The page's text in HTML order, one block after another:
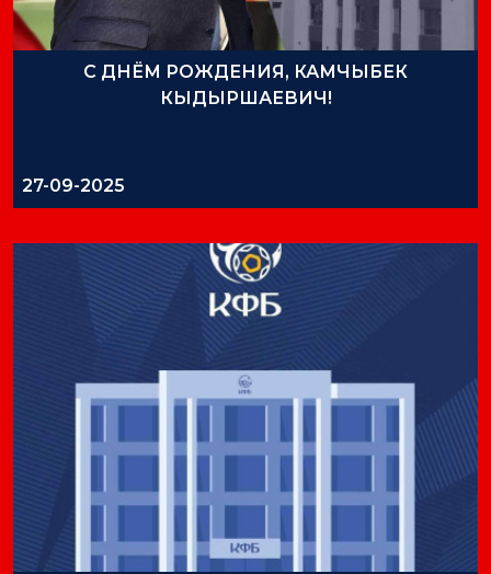
С ДНЁМ РОЖДЕНИЯ, КАМЧЫБЕК
КЫДЫРШАЕВИЧ!
27-09-2025